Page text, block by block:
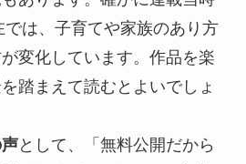
では、子育てや家族のあり方
変化しています。作品を楽
踏まえて読むとよいでしょ
として、「無料公開だから